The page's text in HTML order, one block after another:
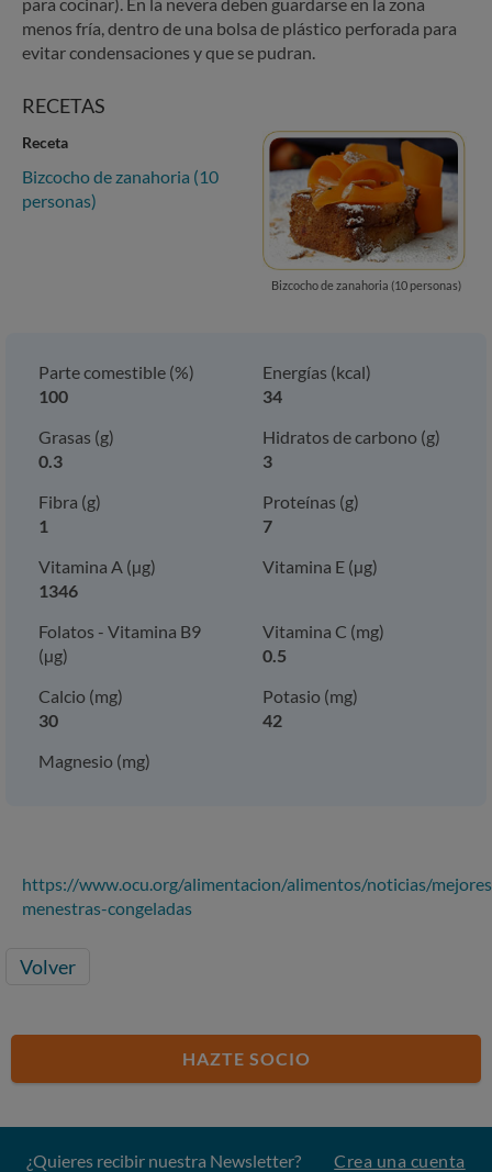
menos fría, dentro de una bolsa de plástico perforada para
evitar condensaciones y que se pudran.
RECETAS
Receta
Bizcocho de zanahoria (10
personas)
Bizcocho de zanahoria (10 personas)
Parte comestible (%)
100
Energías (kcal)
34
Grasas (g)
0.3
Hidratos de carbono (g)
3
Fibra (g)
1
Proteínas (g)
7
Vitamina A (µg)
1346
Vitamina E (µg)
Folatos - Vitamina B9
(µg)
Vitamina C (mg)
0.5
Calcio (mg)
30
Potasio (mg)
42
Magnesio (mg)
https://www.ocu.org/alimentacion/alimentos/noticias/
menestras-congeladas
Volver
HAZTE SOCIO
¿Quieres recibir nuestra Newsletter? Crea una cuenta